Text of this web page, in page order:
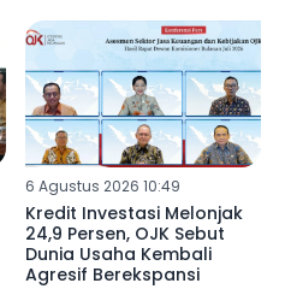
6 Agustus 2026 10:49
Kredit Investasi Melonjak
24,9 Persen, OJK Sebut
Dunia Usaha Kembali
Agresif Berekspansi